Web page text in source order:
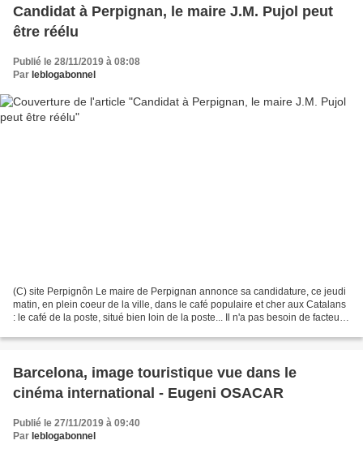
Candidat à Perpignan, le maire J.M. Pujol peut
être réélu
Publié le 28/11/2019 à 08:08
Par leblogabonnel
(C) site Perpignôn Le maire de Perpignan annonce sa candidature, ce jeudi
matin, en plein coeur de la ville, dans le café populaire et cher aux Catalans
: le café de la poste, situé bien loin de la poste... Il n'a pas besoin de facteur,
Barcelona, image touristique vue dans le
cinéma international - Eugeni OSACAR
Publié le 27/11/2019 à 09:40
Par leblogabonnel